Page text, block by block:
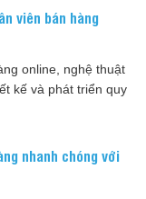
viên bán hàng
online, nghệ thuật
kế và phát triển quy
nhanh chóng với